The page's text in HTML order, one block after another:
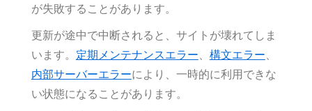
が失敗することがあります。
更新が途中で中断されると、サイトが壊れてしま
います。 定期メンテナンスエラー、 構文エラー、
内部サーバーエラーにより、一時的に利用できな
い状態になることがあります。